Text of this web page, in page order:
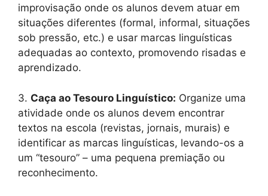
improvisação onde os alunos devem atuar em
situações diferentes (formal, informal, situações
sob pressão, etc.) e usar marcas linguísticas
adequadas ao contexto, promovendo risadas e
aprendizado.
3. Caça ao Tesouro Linguístico: Organize uma
atividade onde os alunos devem encontrar
textos na escola (revistas, jornais, murais) e
identificar as marcas linguísticas, levando-os a
um “tesouro” – uma pequena premiação ou
reconhecimento.